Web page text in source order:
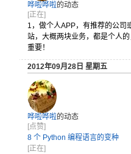
哗啦哗啦的动态
[正在]
1，做个人APP，有推荐的公司
站，大概两块业务，都是个人
重要！
2012年09月28日 星期五
哗啦哗啦的动态
[点赞]
8 个 Python 编程语言的变种
[正在]